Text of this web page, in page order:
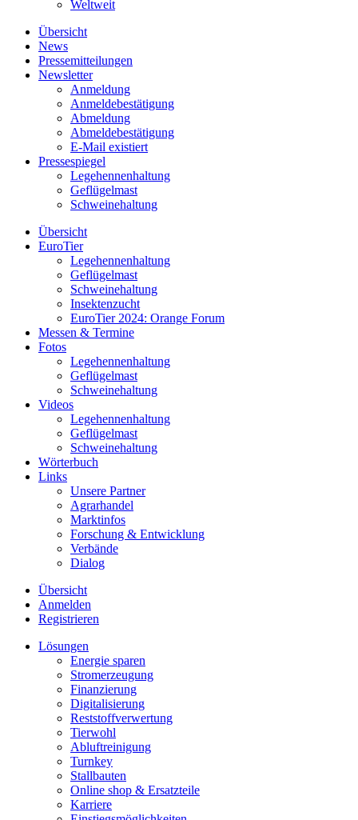
Weltweit
Übersicht
News
Pressemitteilungen
Newsletter
Anmeldung
Anmeldebestätigung
Abmeldung
Abmeldebestätigung
E-Mail existiert
Pressespiegel
Legehennenhaltung
Geflügelmast
Schweinehaltung
Übersicht
EuroTier
Legehennenhaltung
Geflügelmast
Schweinehaltung
Insektenzucht
EuroTier 2024: Orange Forum
Messen & Termine
Fotos
Legehennenhaltung
Geflügelmast
Schweinehaltung
Videos
Legehennenhaltung
Geflügelmast
Schweinehaltung
Wörterbuch
Links
Unsere Partner
Agrarhandel
Marktinfos
Forschung & Entwicklung
Verbände
Dialog
Übersicht
Anmelden
Registrieren
Lösungen
Energie sparen
Stromerzeugung
Finanzierung
Digitalisierung
Reststoffverwertung
Tierwohl
Abluftreinigung
Turnkey
Stallbauten
Online shop & Ersatzteile
Karriere